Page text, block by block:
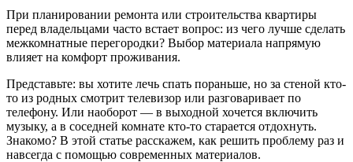
При планировании ремонта или строительства квартиры
перед владельцами часто встает вопрос: из чего лучше сделать
межкомнатные перегородки? Выбор материала напрямую
влияет на комфорт проживания.
Представьте: вы хотите лечь спать пораньше, но за стеной кто-
то из родных смотрит телевизор или разговаривает по
телефону. Или наоборот — в выходной хочется включить
музыку, а в соседней комнате кто-то старается отдохнуть.
Знакомо? В этой статье расскажем, как решить проблему раз и
навсегда с помощью современных материалов.